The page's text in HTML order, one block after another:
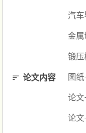
汽
金
锻
论文内容 图
论
论文